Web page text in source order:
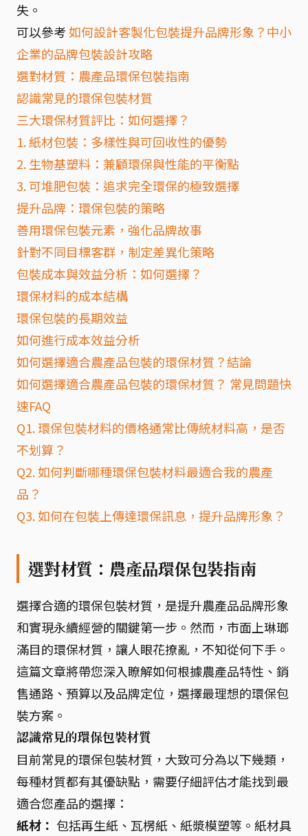
失。
可以參考如何設計客製化包裝提升品牌形象？中小
企業的品牌包裝設計攻略
選對材質：農產品環保包裝指南
認識常見的環保包裝材質
三大環保材質評比：如何選擇？
1. 紙材包裝：多樣性與可回收性的優勢
2. 生物基塑料：兼顧環保與性能的平衡點
3. 可堆肥包裝：追求完全環保的極致選擇
提升品牌：環保包裝的策略
善用環保包裝元素，強化品牌故事
針對不同目標客群，制定差異化策略
包裝成本與效益分析：如何選擇？
環保材料的成本結構
環保包裝的長期效益
如何進行成本效益分析
如何選擇適合農產品包裝的環保材質？結論
如何選擇適合農產品包裝的環保材質？ 常見問題快
速FAQ
Q1. 環保包裝材料的價格通常比傳統材料高，是否
不划算？
Q2. 如何判斷哪種環保包裝材料最適合我的農產
品？
Q3. 如何在包裝上傳達環保訊息，提升品牌形象？
選對材質：農產品環保包裝指南
選擇合適的環保包裝材質，是提升農產品品牌形象
和實現永續經營的關鍵第一步。然而，市面上琳瑯
滿目的環保材質，讓人眼花撩亂，不知從何下手。
這篇文章將帶您深入瞭解如何根據農產品特性、銷
售通路、預算以及品牌定位，選擇最理想的環保包
裝方案。
認識常見的環保包裝材質
目前常見的環保包裝材質，大致可分為以下幾類，
每種材質都有其優缺點，需要仔細評估才能找到最
適合您產品的選擇：
紙材： 包括再生紙、瓦楞紙、紙漿模塑等。紙材具